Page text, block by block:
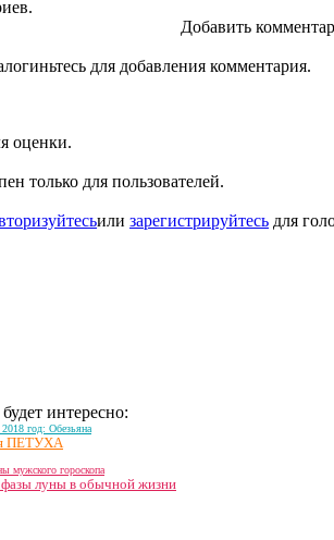
Добавить
для добавления комментария.
оценки.
только для пользователей.
или зарегистрируйтесь для
интересно:
год: Обезьяна
ПЕТУХА
мужского гороскопа
фазы луны в обычной жизни